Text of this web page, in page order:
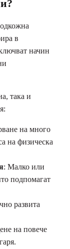
в
начин
така и
на много
на физическа
: Малко или
подпомагат
развита
на повече